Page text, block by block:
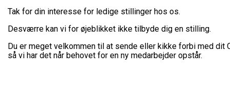
Tak for din interesse for ledige stillinger hos os.
Desværre kan vi for øjeblikket ikke tilbyde dig en stilling.
Du er meget velkommen til at sende eller kikke forbi med dit
så vi har det når behovet for en ny medarbejder opstår.